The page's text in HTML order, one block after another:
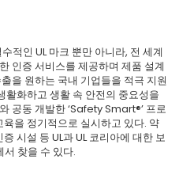
적인 UL 마크 뿐만 아니라, 전 세계
인증 서비스를 제공하며 제품 설계
을 원하는 국내 기업들을 적극 지원
활화하고 생활 속 안전의 중요성을
공동 개발한 ‘Safety Smart®’ 프로
을 정기적으로 실시하고 있다. 약
시설 등 UL과 UL 코리아에 대한 보
서 찾을 수 있다.